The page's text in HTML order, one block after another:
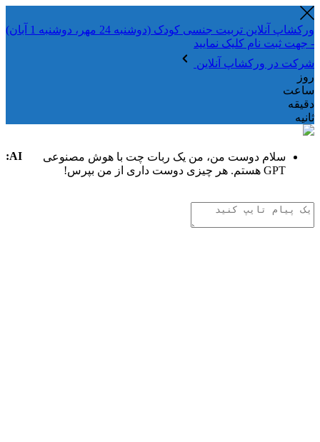
ورکشاپ آنلاین تربیت جنسی کودک (دوشنبه 24 مهر، دوشنبه 1 آبان)
- جهت ثبت نام کلیک نمایید
شرکت در ورکشاپ آنلاین
روز
ساعت
دقیقه
ثانیه
AI:
سلام دوست من، من یک ربات چت با هوش مصنوعی
GPT هستم. هر چیزی دوست داری از من بپرس!